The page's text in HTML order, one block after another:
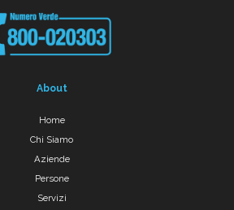
About
Home
Chi Siamo
Aziende
Persone
Servizi